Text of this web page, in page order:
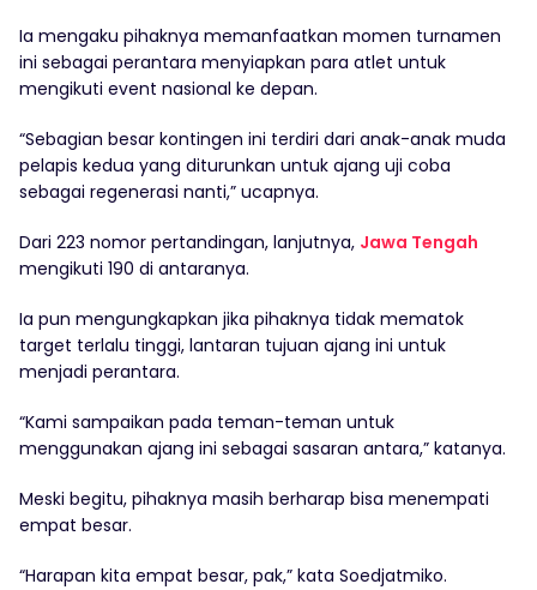
Ia mengaku pihaknya memanfaatkan momen turnamen
ini sebagai perantara menyiapkan para atlet untuk
mengikuti event nasional ke depan.
“Sebagian besar kontingen ini terdiri dari anak-anak muda
pelapis kedua yang diturunkan untuk ajang uji coba
sebagai regenerasi nanti,” ucapnya.
Dari 223 nomor pertandingan, lanjutnya, Jawa Tengah
mengikuti 190 di antaranya.
Ia pun mengungkapkan jika pihaknya tidak mematok
target terlalu tinggi, lantaran tujuan ajang ini untuk
menjadi perantara.
“Kami sampaikan pada teman-teman untuk
menggunakan ajang ini sebagai sasaran antara,” katanya.
Meski begitu, pihaknya masih berharap bisa menempati
empat besar.
“Harapan kita empat besar, pak,” kata Soedjatmiko.